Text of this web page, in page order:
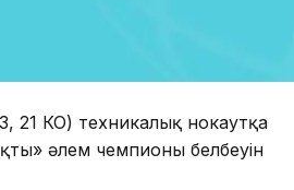
21 КО) техникалық нокаутқа
әлем чемпионы белбеуін